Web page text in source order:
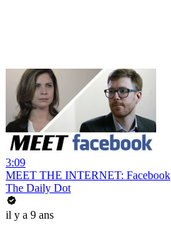
3:09
MEET THE INTERNET: Facebook
The Daily Dot
il y a 9 ans